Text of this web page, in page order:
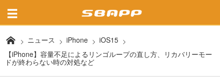
ニュース iPhone
iOS15
【iPhone】容量不足によるリンゴループの直し方、リカバリーモー
ドが終わらない時の対処など